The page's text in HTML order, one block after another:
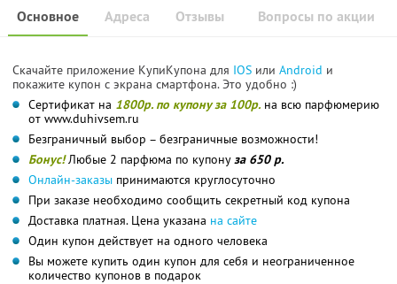
Основное Отзывы Вопросы по акции
Адреса
Скачайте приложение КупиКупона для IOS или Android и
покажите купон с экрана смартфона. Это удобно :)
Сертификат на 1800р. по купону за 100р. на всю парфюмерию
от www.duhivsem.ru
Безграничный выбор – безграничные возможности!
Бонус!Любые 2 парфюма по купонуза 650 р.
Онлайн-заказы принимаются круглосуточно
При заказе необходимо сообщить секретный код купона
Доставка платная. Цена указана на сайте
Один купон действует на одного человека
Вы можете купить один купон для себя и неограниченное
количество купонов в подарок